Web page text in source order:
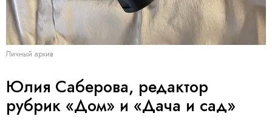
Личный архив
Юлия Саберова, редактор
рубрик «Дом» и «Дача и сад»